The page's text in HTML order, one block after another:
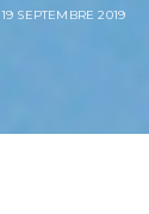
POSTED
19 SEPTEMBRE 2019